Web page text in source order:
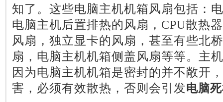
知了。这些电脑主机机箱风扇包括：
电脑主机后置排热的风扇，CPU散热
风扇，独立显卡的风扇，甚至有些北
扇，电脑主机机箱侧盖风扇等等。主
因为电脑主机机箱是密封的并不敞开
害，必须有效散热，否则会引发电脑